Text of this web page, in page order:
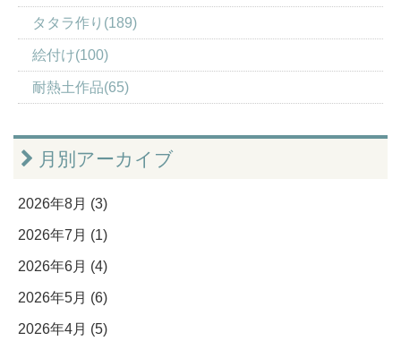
タタラ作り(189)
絵付け(100)
耐熱土作品(65)
月別アーカイブ
2026年8月 (3)
2026年7月 (1)
2026年6月 (4)
2026年5月 (6)
2026年4月 (5)